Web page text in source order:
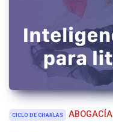
CICLO DE CHARLAS ABOGACÍA